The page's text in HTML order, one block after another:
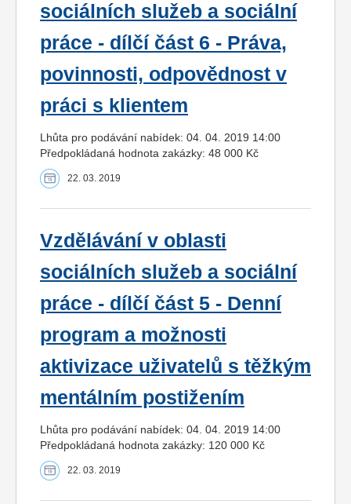
sociálních služeb a sociální
práce - dílčí část 6 - Práva,
povinnosti, odpovědnost v
práci s klientem
Lhůta pro podávání nabídek: 04. 04. 2019 14:00
Předpokládaná hodnota zakázky: 48 000 Kč
22. 03. 2019
Vzdělávání v oblasti
sociálních služeb a sociální
práce - dílčí část 5 - Denní
program a možnosti
aktivizace uživatelů s těžkým
mentálním postižením
Lhůta pro podávání nabídek: 04. 04. 2019 14:00
Předpokládaná hodnota zakázky: 120 000 Kč
22. 03. 2019